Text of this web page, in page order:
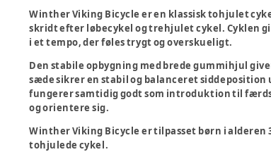
Winther Viking Bicycle er en klassisk tohjulet
skridt efter løbecykel og trehjulet cykel. Cyklen
i et tempo, der føles trygt og overskueligt.
Den stabile opbygning medbrede gummihjul
sædesikrer en stabil og balanceret
fungerer samtidig godt som introduktion til
og orientere sig.
Winther Viking Bicycle er tilpasset børn i alderen
tohjulede cykel.